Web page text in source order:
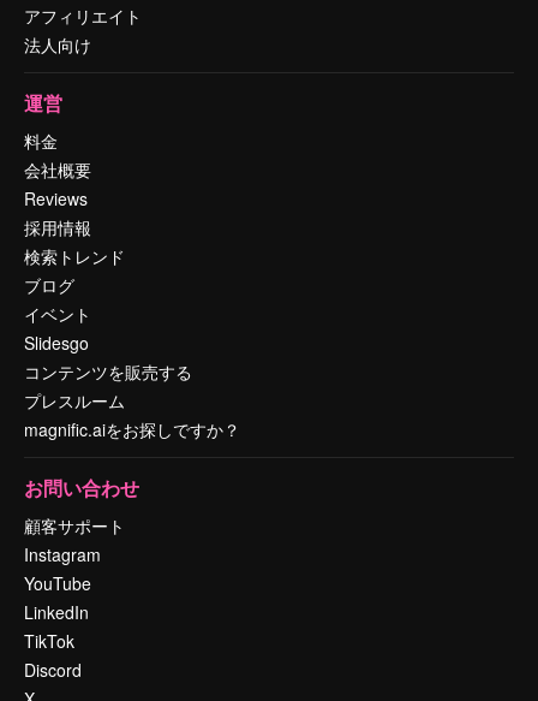
アフィリエイト
法人向け
運営
料金
会社概要
Reviews
採用情報
検索トレンド
ブログ
イベント
Slidesgo
コンテンツを販売する
プレスルーム
magnific.aiをお探しですか？
お問い合わせ
顧客サポート
Instagram
YouTube
LinkedIn
TikTok
Discord